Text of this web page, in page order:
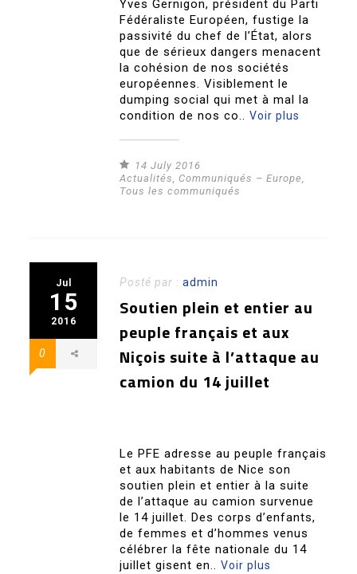
Yves Gernigon, président du Parti
Fédéraliste Européen, fustige la
passivité du chef de l’État, alors
que de sérieux dangers menacent
la cohésion de nos sociétés
européennes. Visiblement le
dumping social qui met à mal la
condition de nos co..Voir plus
14 July 2016
Actualités, Communiqués – Europe,
Tous les communiqués
Jul
15
2016
0
Posté par :admin
Soutien plein et entier au
peuple français et aux
Niçois suite à l’attaque au
camion du 14 juillet
Le PFE adresse au peuple français
et aux habitants de Nice son
soutien plein et entier à la suite
de l’attaque au camion survenue
le 14 juillet. Des corps d’enfants,
de femmes et d’hommes venus
célébrer la fête nationale du 14
juillet gisent en..Voir plus